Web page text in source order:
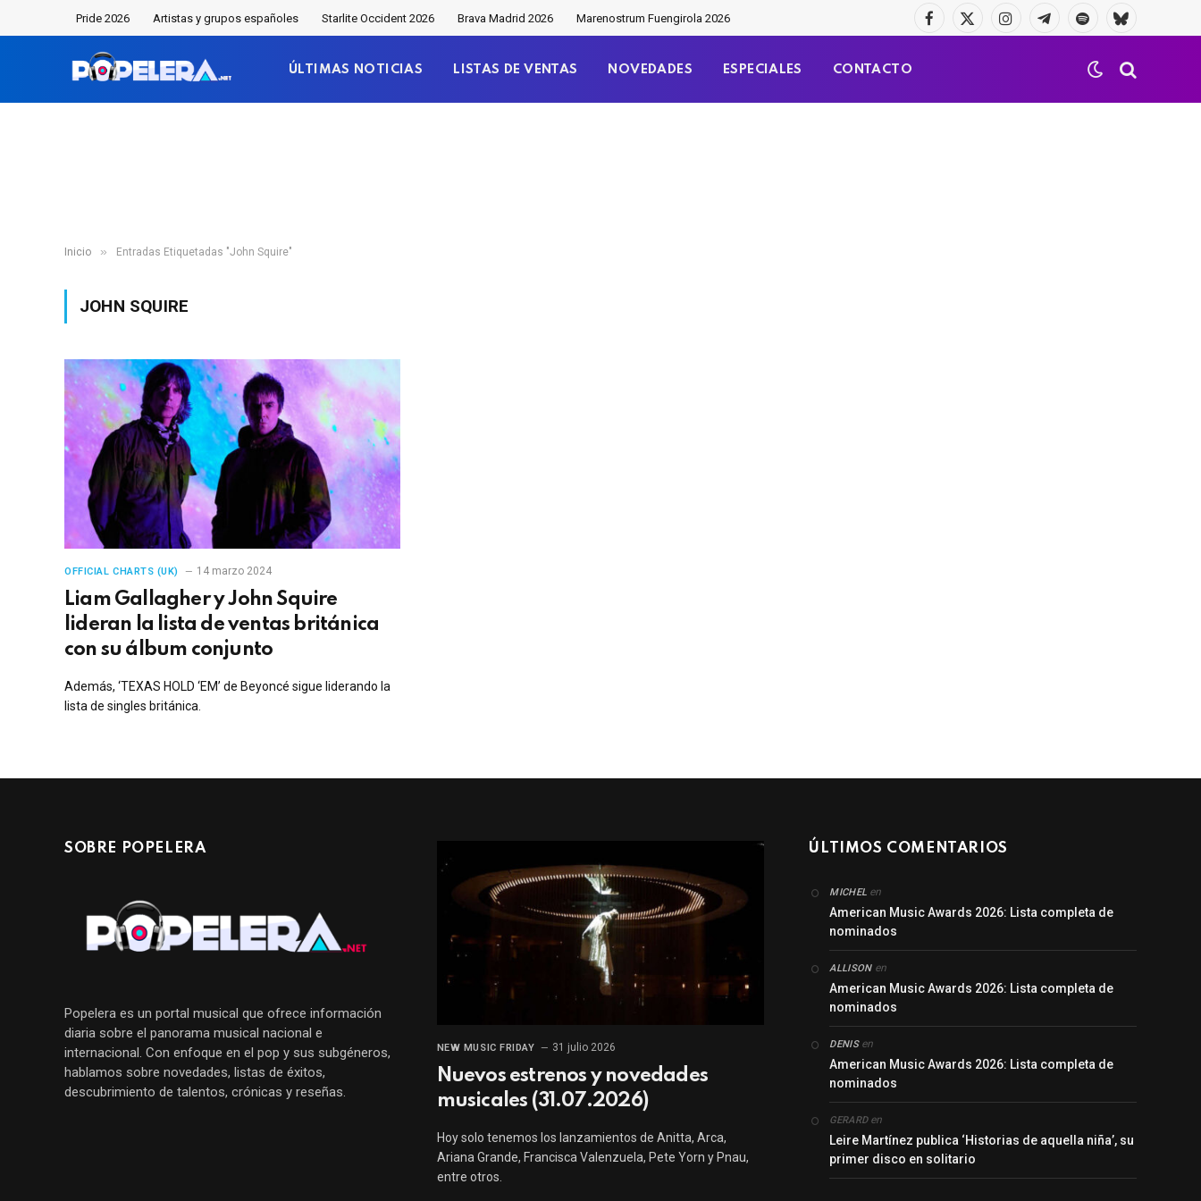
Pride 2026 Artistas y grupos españoles Starlite Occident 2026 Brava Madrid 2026 Marenostrum Fuengirola 2026
Facebook
X
InstagramTelegramaSpotifyBluesky
ÚLTIMAS NOTICIAS LISTAS DE VENTAS NOVEDADES ESPECIALES CONTACTO
Inicio » Entradas Etiquetadas "John Squire"
JOHN SQUIRE
OFFICIAL CHARTS (UK) 14 marzo 2024
Liam Gallagher y John Squire
lideran la lista de ventas británica
con su álbum conjunto
Además, ‘TEXAS HOLD ‘EM’ de Beyoncé sigue liderando la
lista de singles británica.
SOBRE POPELERA
Popelera es un portal musical que ofrece información
diaria sobre el panorama musical nacional e
internacional. Con enfoque en el pop y sus subgéneros,
hablamos sobre novedades, listas de éxitos,
descubrimiento de talentos, crónicas y reseñas.
NEW MUSIC FRIDAY 31 julio 2026
Nuevos estrenos y novedades
musicales (31.07.2026)
Hoy solo tenemos los lanzamientos de Anitta, Arca,
Ariana Grande, Francisca Valenzuela, Pete Yorn y Pnau,
entre otros.
ÚLTIMOS COMENTARIOS
MICHEL en
American Music Awards 2026: Lista completa de
nominados
ALLISONen
American Music Awards 2026: Lista completa de
nominados
DENISen
American Music Awards 2026: Lista completa de
nominados
GERARDen
Leire Martínez publica ‘Historias de aquella niña’, su
primer disco en solitario